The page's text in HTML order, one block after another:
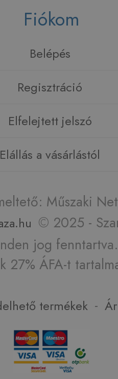
Fiókom
Belépés
Regisztráció
Elfelejtett jelszó
Elállás a vásárlástól
Műszaki
© 2025 -
jog fenntartva.
27% ÁFA-t
termékek -